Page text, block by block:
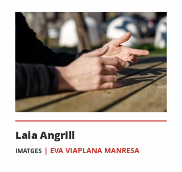
Laia Angrill
IMATGES | EVA VIAPLANA MANRESA